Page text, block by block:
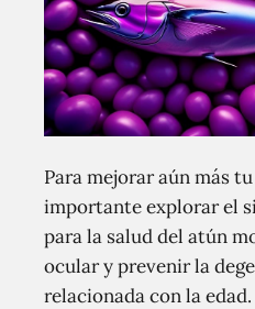
Para mejorar aún más
importante explorar el
para la salud del atún
ocular y prevenir la
relacionada con la edad.